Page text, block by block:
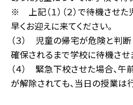
※ 上記（１）（２）で待機させ
早くお迎えに来てください。
（３） 児童の帰宅が危険と判
確保されるまで学校に待機させ
（４） 緊急下校させた場合、午
が解除されても、当日の授業は